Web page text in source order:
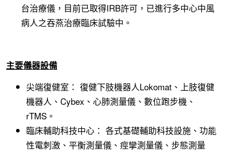
台治療儀，目前已取得IRB許可，已進行多中心中風
病人之吞燕治療臨床試驗中。
主要儀器設備
尖端復健室： 復健下肢機器人Lokomat、上肢復健
機器人、Cybex、心肺測量儀、數位跑步機、
rTMS。
臨床輔助科技中心： 各式基礎輔助科技設施、功能
性電刺激、平衡測量儀、痙攣測量儀、步態測量